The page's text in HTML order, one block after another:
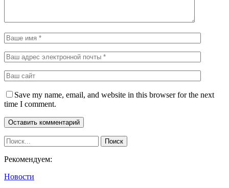
Save my name, email, and website in this browser for the next
time I comment.
Рекомендуем:
Новости